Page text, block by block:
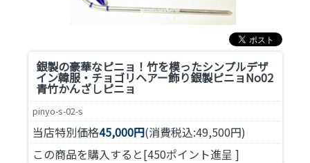
銀製の豪華なピニョ！竹を模ったシンプルデザ
イン韓服・チョゴリヘアー飾り銀製ピニョNo02
青竹かんざしピニョ
pinyo-s-02-s
当店特別価格45,000円(消費税込:49,500円)
この商品を購入すると[450ポイント進呈 ]